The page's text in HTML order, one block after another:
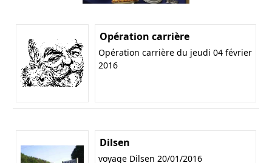
Opération carrière
Opération carrière du jeudi 04 février
2016
Dilsen
voyage Dilsen 20/01/2016